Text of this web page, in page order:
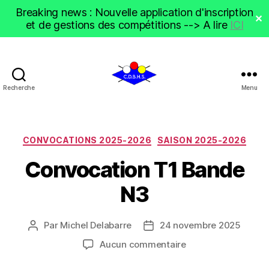
Breaking news : Nouvelle application d'inscription
et de gestions des compétitions --> A lire ICI ✕
Recherche Menu
Catégories
CONVOCATIONS 2025-2026 SAISON 2025-2026
Convocation T1 Bande
N3
Auteur
Par Michel Delabarre
Date24 novembre 2025
Aucun commentairesur